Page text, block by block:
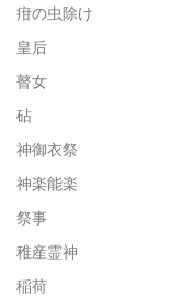
疳の虫除け
皇后
瞽女
砧
神御衣祭
神楽能楽
祭事
稚産霊神
稲荷